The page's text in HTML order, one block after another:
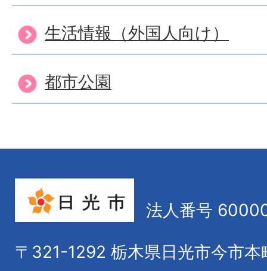
住所異動の届出を代理の人
すか？
生活情報（外国人向け）
都市公園
法人番号
〒321-1292 栃木県日光市今市本